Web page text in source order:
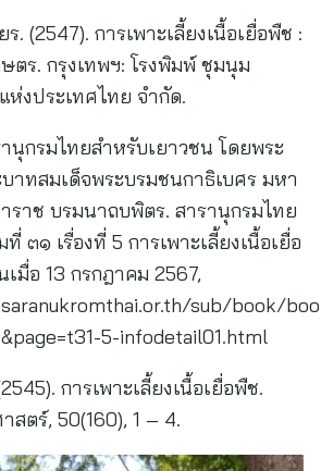
. (2547). การเพาะเลี้ยงเนื้อเยื่อพืช :
ตร. กรุงเทพฯ: โรงพิมพ์ ชุมนุม
งประเทศไทย จำกัด.
นุกรมไทยสำหรับเยาวชน โดยพระ
าทสมเด็จพระบรมชนกาธิเบศร มหา
ราช บรมนาถบพิตร. สารานุกรมไทย
๓๑ เรื่องที่ 5 การเพาะเลี้ยงเนื้อเยื่อ
มื่อ 13 กรกฎาคม 2567,
sub/book/
5-infodetail01.html
การเพาะเลี้ยงเนื้อเยื่อพืช.
สตร์, 50(160), 1 – 4.